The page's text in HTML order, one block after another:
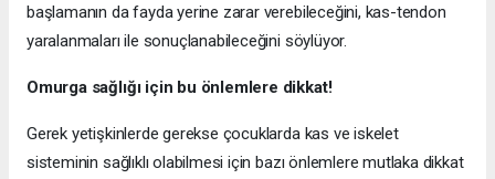
başlamanın da fayda yerine zarar verebileceğini, kas-tendon
yaralanmaları ile sonuçlanabileceğini söylüyor.
Omurga sağlığı için bu önlemlere dikkat!
Gerek yetişkinlerde gerekse çocuklarda kas ve iskelet
sisteminin sağlıklı olabilmesi için bazı önlemlere mutlaka dikkat